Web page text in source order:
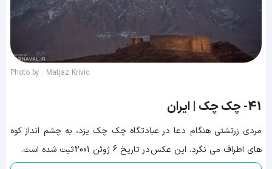
Photo by : Matjaz Krivic
41- چک چک | ایران
مردی زرتشتی هنگام دعا در عبادتگاه چک چک یزد، به چشم انداز کوه
های اطراف می نگرد. این عکس در تاریخ 6 ژوئن 2001 ثبت شده است.